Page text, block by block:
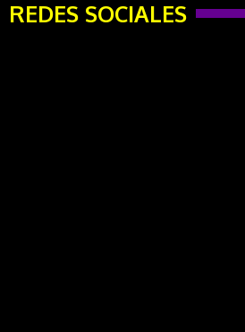
REDES SOCIALES